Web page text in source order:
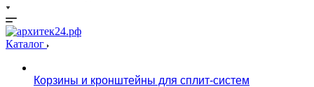
Каталог
Корзины и кронштейны для сплит-систем